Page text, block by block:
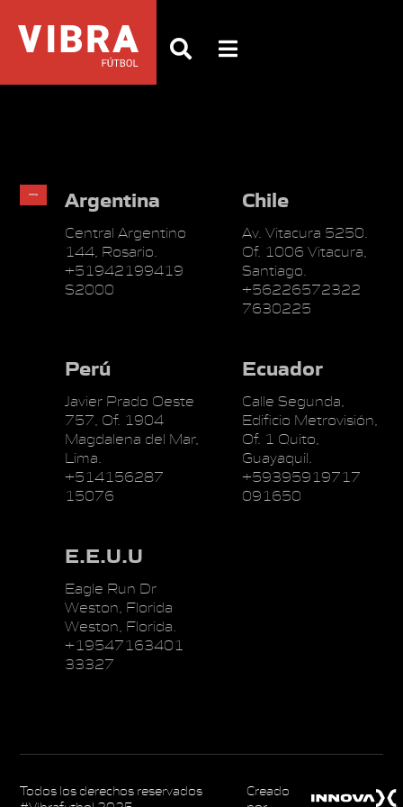
Argentina
Central Argentino
144, Rosario.
+51942199419
S2000
Chile
Av. Vitacura 5250.
Of. 1006 Vitacura,
Santiago.
+56226572322
7630225
Perú
Javier Prado Oeste
757, Of. 1904
Magdalena del Mar,
Lima.
+514156287
15076
Ecuador
Calle Segunda,
Edificio Metrovisión,
Of. 1 Quito,
Guayaquil.
+59395919717
091650
E.E.U.U
Eagle Run Dr
Weston, Florida
Weston, Florida.
+19547163401
33327
Todos los derechos reservados
Creado